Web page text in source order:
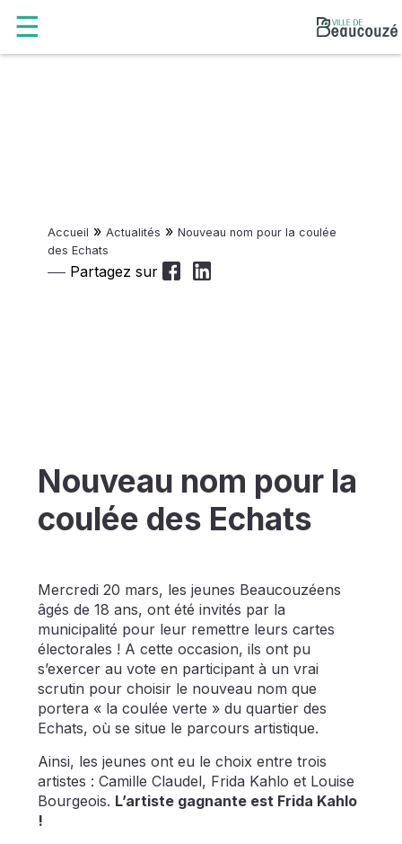
Accueil » Actualités » Nouveau nom pour la coulée
des Echats
Partagez sur
Nouveau nom pour la
coulée des Echats
Mercredi 20 mars, les jeunes Beaucouzéens
âgés de 18 ans, ont été invités par la
municipalité pour leur remettre leurs cartes
électorales ! A cette occasion, ils ont pu
s’exercer au vote en participant à un vrai
scrutin pour choisir le nouveau nom que
portera « la coulée verte » du quartier des
Echats, où se situe le parcours artistique.
Ainsi, les jeunes ont eu le choix entre trois
artistes : Camille Claudel, Frida Kahlo et Louise
Bourgeois. L’artiste gagnante est Frida Kahlo
!